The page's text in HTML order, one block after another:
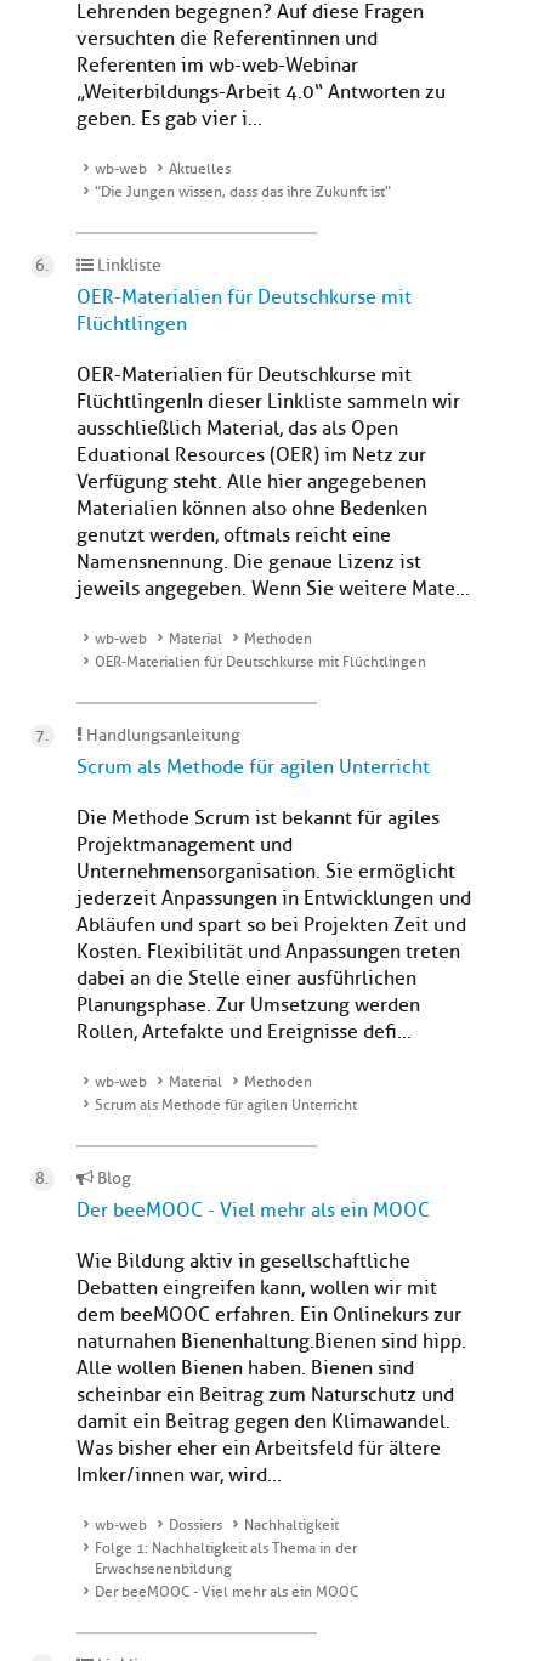
Lehrenden begegnen? Auf diese Fragen
versuchten die Referentinnen und
Referenten im wb-web-Webinar
„Weiterbildungs-Arbeit 4.0“ Antworten zu
geben. Es gab vier i...
wb-web
Aktuelles
"Die Jungen wissen, dass das ihre Zukunft ist"
Linkliste
OER-Materialien für Deutschkurse mit
Flüchtlingen
OER-Materialien für Deutschkurse mit
FlüchtlingenIn dieser Linkliste sammeln wir
ausschließlich Material, das als Open
Eduational Resources (OER) im Netz zur
Verfügung steht. Alle hier angegebenen
Materialien können also ohne Bedenken
genutzt werden, oftmals reicht eine
Namensnennung. Die genaue Lizenz ist
jeweils angegeben. Wenn Sie weitere Mate...
wb-web Material
Methoden
OER-Materialien für Deutschkurse mit Flüchtlingen
Handlungsanleitung
Scrum als Methode für agilen Unterricht
Die Methode Scrum ist bekannt für agiles
Projektmanagement und
Unternehmensorganisation. Sie ermöglicht
jederzeit Anpassungen in Entwicklungen und
Abläufen und spart so bei Projekten Zeit und
Kosten. Flexibilität und Anpassungen treten
dabei an die Stelle einer ausführlichen
Planungsphase. Zur Umsetzung werden
Rollen, Artefakte und Ereignisse defi...
wb-web Material
Methoden
Scrum als Methode für agilen Unterricht
Blog
Der beeMOOC - Viel mehr als ein MOOC
Wie Bildung aktiv in gesellschaftliche
Debatten eingreifen kann, wollen wir mit
dem beeMOOC erfahren. Ein Onlinekurs zur
naturnahen Bienenhaltung.Bienen sind hipp.
Alle wollen Bienen haben. Bienen sind
scheinbar ein Beitrag zum Naturschutz und
damit ein Beitrag gegen den Klimawandel.
Was bisher eher ein Arbeitsfeld für ältere
Imker/innen war, wird...
wb-web Dossiers
Nachhaltigkeit
Folge 1: Nachhaltigkeit als Thema in der
Erwachsenenbildung
Der beeMOOC - Viel mehr als ein MOOC